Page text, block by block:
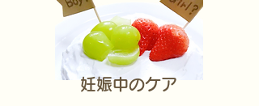
妊娠中のケア